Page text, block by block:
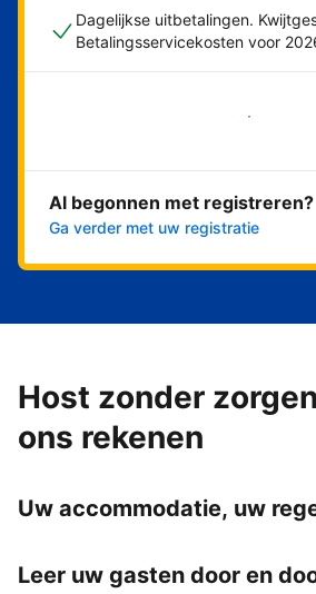
Dagelijkse uitbetalingen.
Betalingsservicekosten voor
Nu meteen beginnen
Al begonnen met registreren?
Ga verder met uw registratie
Host zonder
ons rekenen
Uw accommodatie, uw
Leer uw gasten door en